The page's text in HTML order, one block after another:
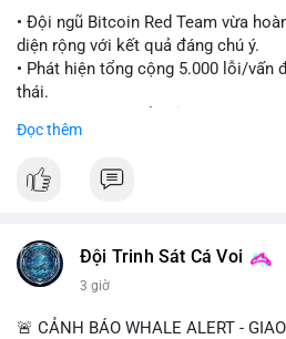
• Đội ngũ Bitcoin Red Team vừa
diện rộng với kết quả đáng chú ý.
• Phát hiện tổng cộng 5.000 lỗi/vấn
thái.
ro bảo mật đang bủa vây người dùng
#bitcoin #cryptosecurity
#vlikevn #titanbot
📰 Nguồn: Cointelegraph
Đọc thêm
Đội Trinh Sát Cá Voi
3 giờ
🚨 CẢNH BÁO WHALE ALERT -